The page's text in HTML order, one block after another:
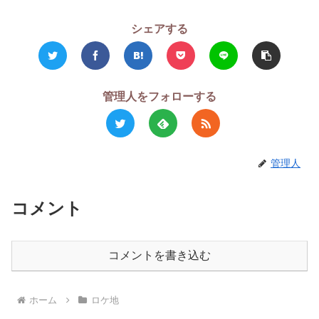
シェアする
管理人をフォローする
管理人
コメント
コメントを書き込む
ホーム ロケ地